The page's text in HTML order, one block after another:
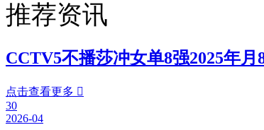
推荐资讯
CCTV5不播莎冲女单8强2025年月
点击查看更多 
30
2026-04